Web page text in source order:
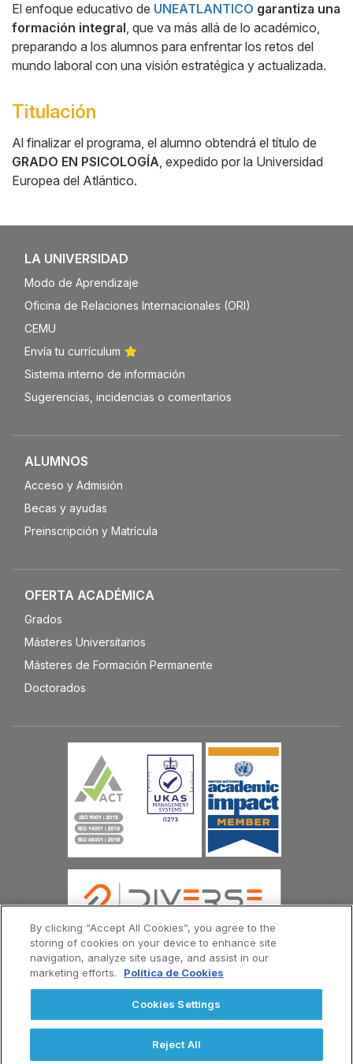
El enfoque educativo de UNEATLANTICO garantiza una
formación integral, que va más allá de lo académico,
preparando a los alumnos para enfrentar los retos del
mundo laboral con una visión estratégica y actualizada.
Titulación
Al finalizar el programa, el alumno obtendrá el título de
GRADO EN PSICOLOGÍA, expedido por la Universidad
Europea del Atlántico.
LA UNIVERSIDAD
Modo de Aprendizaje
Oficina de Relaciones Internacionales (ORI)
CEMU
Envía tu currículum
Sistema interno de información
Sugerencias, incidencias o comentarios
ALUMNOS
Acceso y Admisión
Becas y ayudas
Preinscripción y Matrícula
OFERTA ACADÉMICA
Grados
Másteres Universitarios
Másteres de Formación Permanente
Doctorados
© Copyright Universidad Europea del Atlántico 2026
Menú
Contáctenos
Términos y Condiciones
By clicking “Accept All Cookies”, you agree to the
storing of cookies on your device to enhance site
navigation, analyze site usage, and assist in our
marketing efforts.
Política de Cookies
Cookies Settings
Reject All